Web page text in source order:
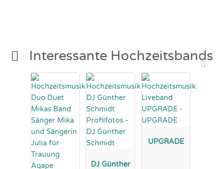
Interessante Hochzeitsbands
DJ Günther
UPGRADE